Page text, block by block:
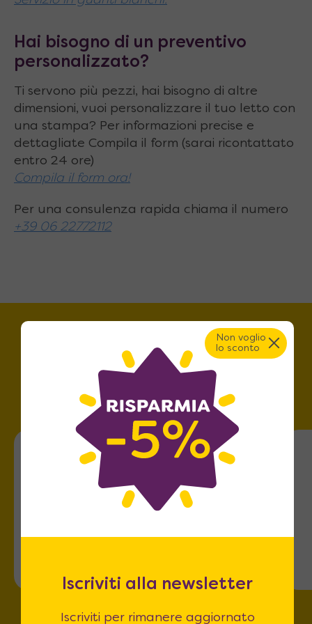
Larghezza piano (fissa): ⇿ 80 cm
Altezza piano: 25 ⇵ 76 cm
Tipo di allunghe: 2 interne e 2 esterne
Numero e dimensioni allunghe: 4 da 80 x 50
cm
Materiale del piano
Apertura piano : Centrale scorrevole
Base: Gambe a croce in metallo
Hai bisogno di un preventivo
personalizzato?
Ti servono più pezzi, hai bisogno di altre
dimensioni, vuoi personalizzare il tuo letto con
una stampa? Per informazioni precise e
dettagliate Compila il form (sarai ricontattato
entro 24 ore)
Compila il form ora!
Per una consulenza rapida chiama il numero
+39 06 22772112
Trova lo store più vicino a
Non voglio
lo sconto
Iscriviti alla newsletter
Iscriviti per rimanere aggiornato